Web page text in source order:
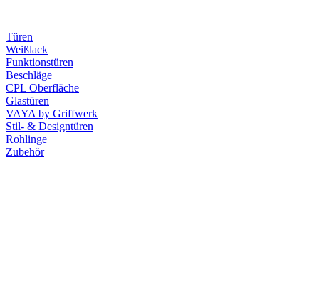
Türen
Weißlack
Funktionstüren
Beschläge
CPL Oberfläche
Glastüren
VAYA by Griffwerk
Stil- & Designtüren
Rohlinge
Zubehör